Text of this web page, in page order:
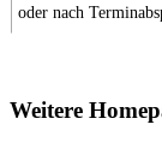
oder nach
Weitere